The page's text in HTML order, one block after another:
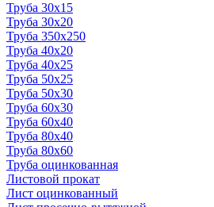
Труба 30x15
Труба 30x20
Труба 350x250
Труба 40x20
Труба 40x25
Труба 50x25
Труба 50x30
Труба 60x30
Труба 60x40
Труба 80x40
Труба 80x60
Труба оцинкованная
Листовой прокат
Лист оцинкованный